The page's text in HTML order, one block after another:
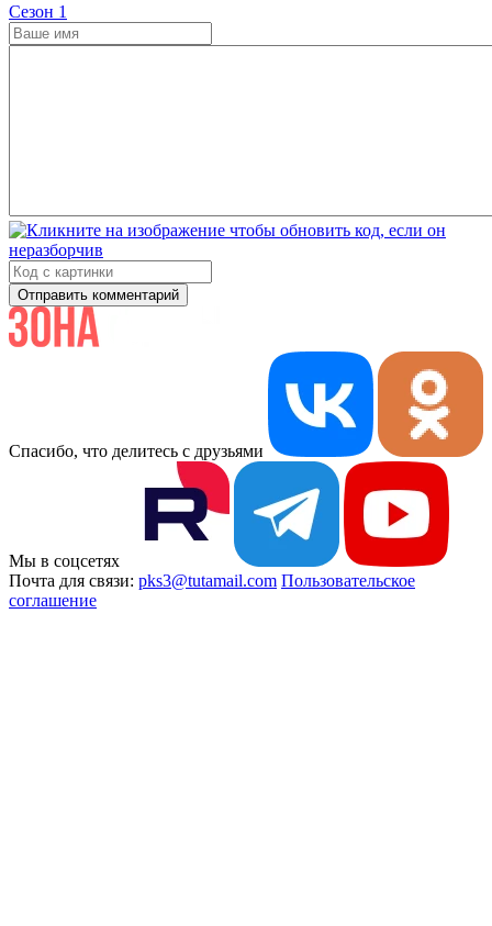
Cезон 1
Отправить комментарий
Спасибо, что делитесь с друзьями
Мы в соцсетях
Почта для связи: pks3@tutamail.com Пользовательское
соглашение